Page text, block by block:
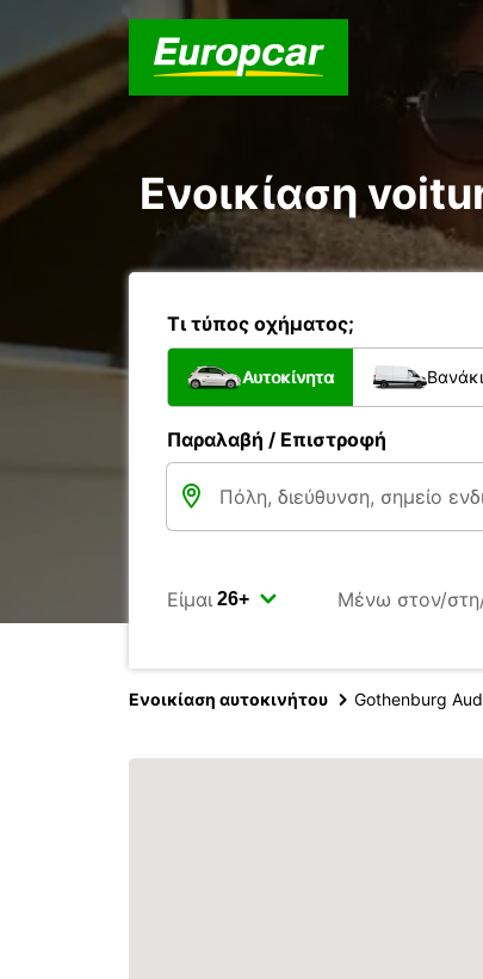
Ενοικίαση
Τι τύπος οχήματος;
Αυτοκίνητα
Παραλαβή / Επιστροφή
Είμαι Μένω στον/
Ενοικίαση αυτοκινήτου Gothenburg